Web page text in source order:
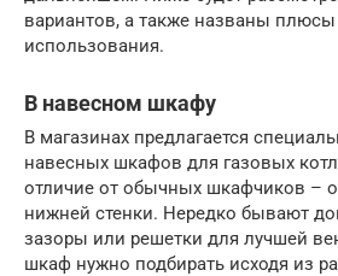
вариантов, а также названы
использования.
В навесном шкафу
В магазинах предлагается
навесных шкафов для газовых
отличие от обычных шкафчиков –
нижней стенки. Нередко бывают
зазоры или решетки для лучшей
шкаф нужно подбирать исходя из